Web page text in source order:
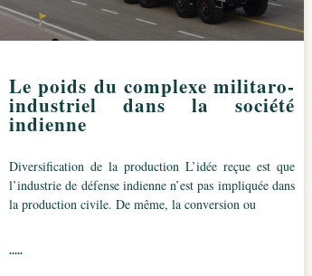
Le poids du complexe militaro-
industriel dans la société
indienne
Diversification de la production L’idée reçue est que
l’industrie de défense indienne n’est pas impliquée dans
la production civile. De même, la conversion ou
.....